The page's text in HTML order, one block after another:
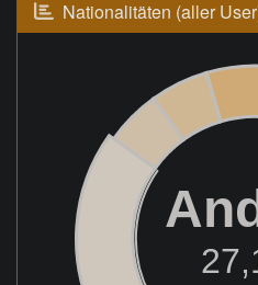
Nationalitäten (aller